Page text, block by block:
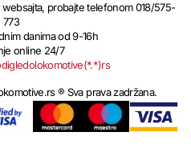
probajte telefonom 018/575-
773
danima od 9-16h
online 24/7
® Sva prava zadržana.